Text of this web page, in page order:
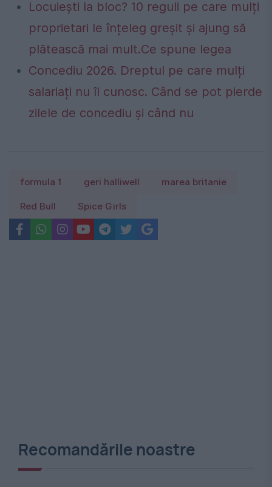
Locuiești la bloc? 10 reguli pe care mulți
proprietari le înțeleg greșit și ajung să
plătească mai mult.Ce spune legea
Concediu 2026. Dreptul pe care mulți
salariați nu îl cunosc. Când se pot pierde
zilele de concediu și când nu
formula 1 geri halliwell marea britanie
Red Bull Spice Girls
Recomandările noastre